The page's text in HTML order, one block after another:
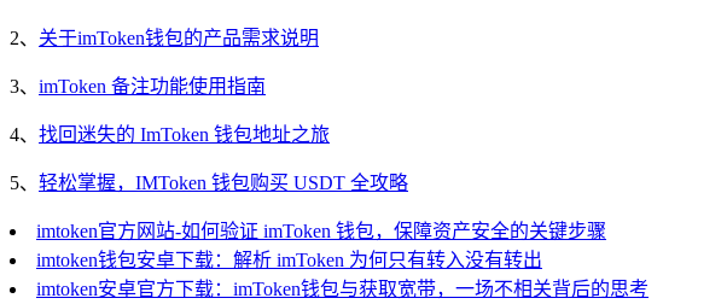
2、 关于imToken钱包的产品需求说明
3、 imToken 备注功能使用指南
4、 找回迷失的 ImToken 钱包地址之旅
5、 轻松掌握，IMToken 钱包购买 USDT 全攻略
imtoken官方网站-如何验证 imToken 钱包，保障资产安全的关键步骤
imtoken钱包安卓下载：解析 imToken 为何只有转入没有转出
imtoken安卓官方下载：imToken钱包与获取宽带，一场不相关背后的思考